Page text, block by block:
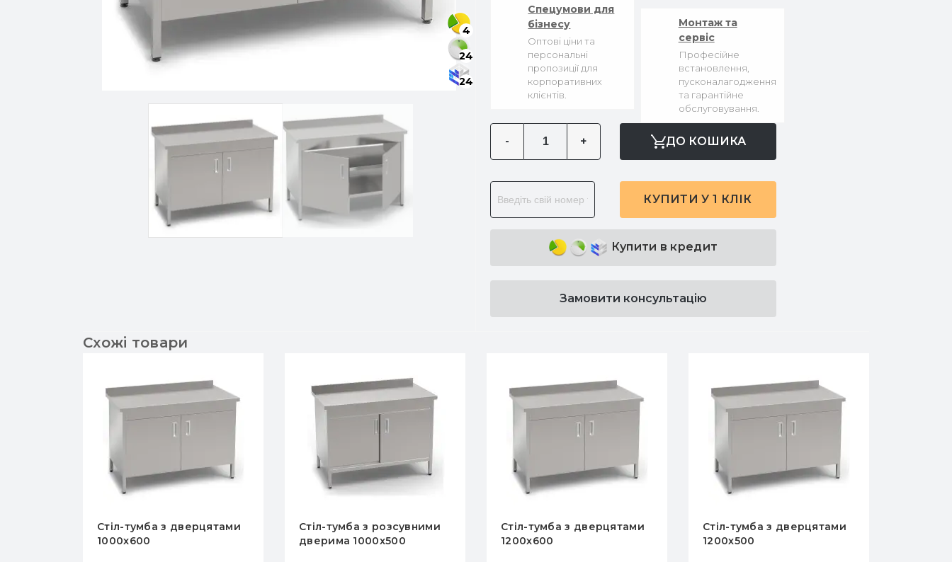
4
24
24
Спецумови для
бізнесу
Оптові ціни та
персональні
пропозиції для
корпоративних
клієнтів.
Монтаж та
сервіс
Професійне
встановлення,
пусконалагодження
та гарантійне
обслуговування.
- + ДО КОШИКА
КУПИТИ У 1 КЛІК
Купити в кредит
Замовити консультацію
Схожі товари
Стіл-тумба з розсувними
дверима 1000x500
Стіл-тумба з дверцятами
1200x600
Стіл-тумба з дверцятами
1200x500
Стіл-тумба з дверцятами
1200x700